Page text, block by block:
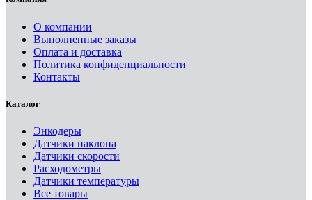
О компании
Выполненные заказы
Оплата и доставка
Политика конфиденциальности
Контакты
Каталог
Энкодеры
Датчики наклона
Датчики скорости
Расходометры
Датчики температуры
Все товары